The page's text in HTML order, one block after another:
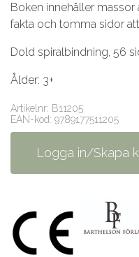
Boken innehåller
fakta och tomma sidor
Dold spiralbindning, 56
Ålder: 3+
Artikelnr: B11205
EAN-kod: 9789177511205
Logga in/Skapa